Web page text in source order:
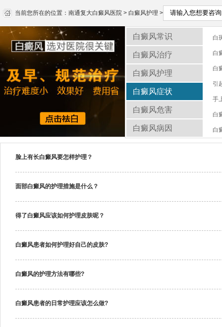
当前您所在的位置： 南通复大白癜风医院 > 白癜风护理 >
白癜风常识
白癜风治疗
白癜风护理
白癜风症状
白癜风危害
白癜风病因
白
白
白
引
手
白
白
脸上有长白癜风要怎样护理？
面部白癜风的护理措施是什么？
得了白癜风应该如何护理皮肤呢？
白癜风患者如何护理好自己的皮肤?
白癜风的护理方法有哪些?
白癜风患者的日常护理应该怎么做?